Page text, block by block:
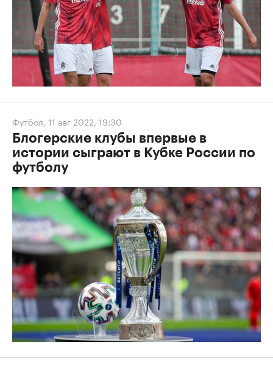
Футбол, 11 авг 2022, 19:30
Блогерские клубы впервые в
истории сыграют в Кубке России по
футболу